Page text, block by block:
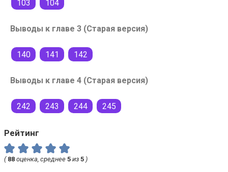
103 104
Выводы к главе 3 (Старая версия)
140 141 142
Выводы к главе 4 (Старая версия)
242 243 244 245
Рейтинг
( 88 оценка, среднее 5 из 5 )